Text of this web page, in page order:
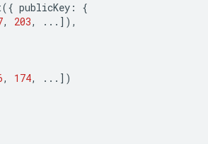
({ publicKey :
{
, 203,
...]),
, 174,
...])